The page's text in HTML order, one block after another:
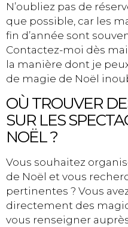
N’oubliez pas de
que possible, car les
fin d’année sont
Contactez-moi dès
la manière dont je
de magie de Noël
OÙ TROUVER
SUR LES
NOËL ?
Vous souhaitez
de Noël et vous
pertinentes ? Vous
directement des
vous renseigner